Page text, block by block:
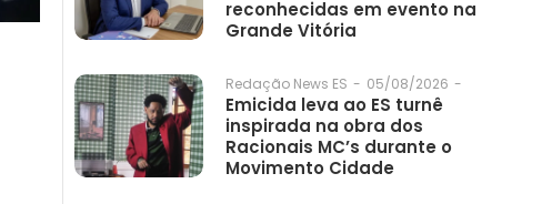
reconhecidas em evento na
Grande Vitória
Redação News ES - 05/08/2026 -
Emicida leva ao ES turnê
inspirada na obra dos
Racionais MC’s durante o
Movimento Cidade